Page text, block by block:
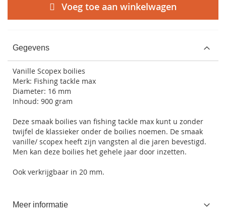
Voeg toe aan winkelwagen
Gegevens
Vanille Scopex boilies
Merk: Fishing tackle max
Diameter: 16 mm
Inhoud: 900 gram
Deze smaak boilies van fishing tackle max kunt u zonder
twijfel de klassieker onder de boilies noemen. De smaak
vanille/ scopex heeft zijn vangsten al die jaren bevestigd.
Men kan deze boilies het gehele jaar door inzetten.
Ook verkrijgbaar in 20 mm.
Meer informatie